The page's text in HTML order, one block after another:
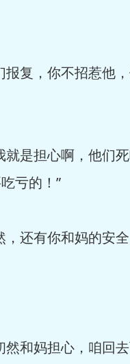
复，你不招惹他
是担心啊，他们
亏的！”
还有你和妈的安
和妈担心，咱回